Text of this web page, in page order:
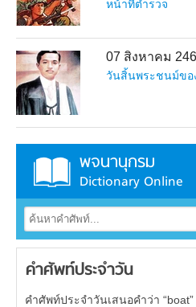
หน้าที่ตำรวจ
07 สิงหาคม
วันสิ้นพระชนม์ขอ
พจนานุกรม
Dictionary Online
คำศัพท์ประจำวัน
คำศัพท์ประจำวันเสนอคำว่า “boat”